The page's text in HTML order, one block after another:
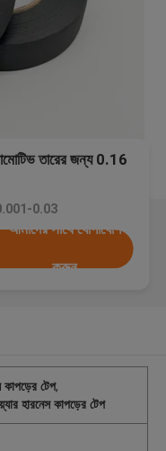
তারের জন্য 0.16
0.03
আমাদের সাথে যোগাযোগ
করুন
কাপড়ের টেপ,
হারনেস কাপড়ের টেপ